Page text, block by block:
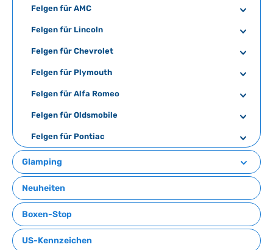
Felgen für AMC
Felgen für Lincoln
Felgen für Chevrolet
Felgen für Plymouth
Felgen für Alfa Romeo
Felgen für Oldsmobile
Felgen für Pontiac
Glamping
Neuheiten
Boxen-Stop
US-Kennzeichen